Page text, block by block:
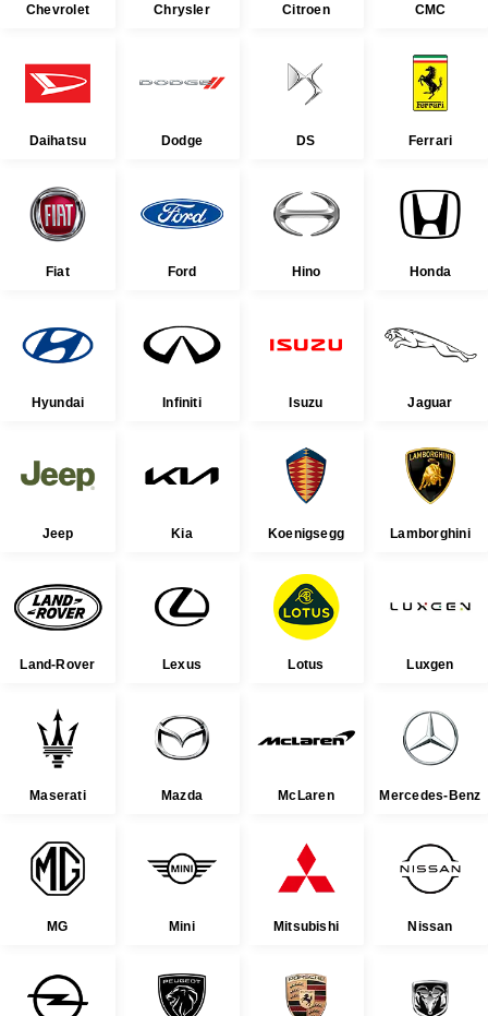
Chevrolet Chrysler Citroen CMC
Daihatsu Dodge DS Ferrari
Fiat Ford Hino Honda
Hyundai Infiniti Isuzu Jaguar
Jeep Kia Koenigsegg Lamborghini
Land-Rover Lexus Lotus Luxgen
Maserati Mazda McLaren Mercedes-Benz
MG Mini Mitsubishi Nissan